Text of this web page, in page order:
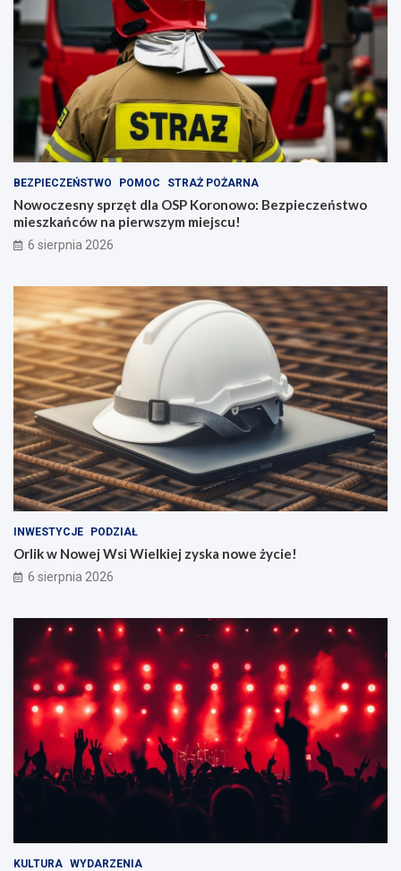
BEZPIECZEŃSTWO POMOC STRAŻ POŻARNA
Nowoczesny sprzęt dla OSP Koronowo: Bezpieczeństwo
mieszkańców na pierwszym miejscu!
6 sierpnia 2026
INWESTYCJE PODZIAŁ
Orlik w Nowej Wsi Wielkiej zyska nowe życie!
6 sierpnia 2026
KULTURA WYDARZENIA